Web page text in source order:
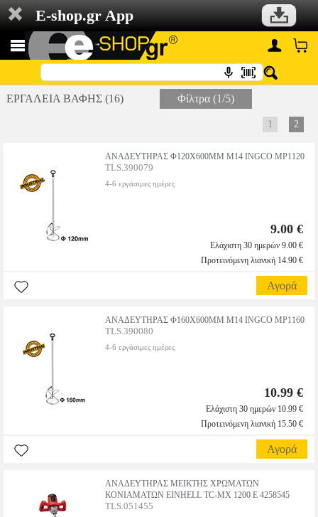
E-shop.gr App
ΕΡΓΑΛΕΙΑ ΒΑΦΗΣ (16) Φίλτρα (1/5)
1 2
ΑΝΑΔΕΥΤΗΡΑΣ Φ120X600MM M14 INGCO MP1120
TLS.390079
4-6 εργάσιμες ημέρες
9.00 €
Ελάχιστη 30 ημερών 9.00 €
Προτεινόμενη λιανική 14.90 €
Αγορά
ΑΝΑΔΕΥΤΗΡΑΣ Φ160X600MM M14 INGCO MP1160
TLS.390080
4-6 εργάσιμες ημέρες
10.99 €
Ελάχιστη 30 ημερών 10.99 €
Προτεινόμενη λιανική 15.50 €
Αγορά
ΑΝΑΔΕΥΤΗΡΑΣ ΜΕΙΚΤΗΣ ΧΡΩΜΑΤΩΝ
ΚΟΝΙΑΜΑΤΩΝ EINHELL TC-MX 1200 E 4258545
TLS.051455